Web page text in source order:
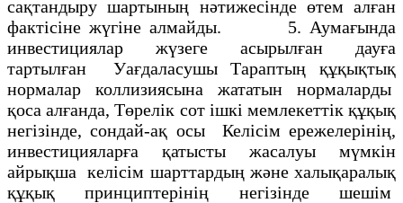
сақтандыру шартының нәтижесiнде өтем алған
фактiсiне жүгiне алмайды. 5. Аумағында
инвестициялар жүзеге асырылған дауға
тартылған Уағдаласушы Тараптың құқықтық
нормалар коллизиясына жататын нормаларды
қоса алғанда, Төрелiк сот iшкi мемлекеттiк құқық
негiзiнде, сондай-ақ осы Келiсiм ережелерiнiң,
инвестицияларға қатысты жасалуы мүмкiн
айрықша келiсiм шарттардың және халықаралық
құқық принциптерiнiң негiзiнде шешiм